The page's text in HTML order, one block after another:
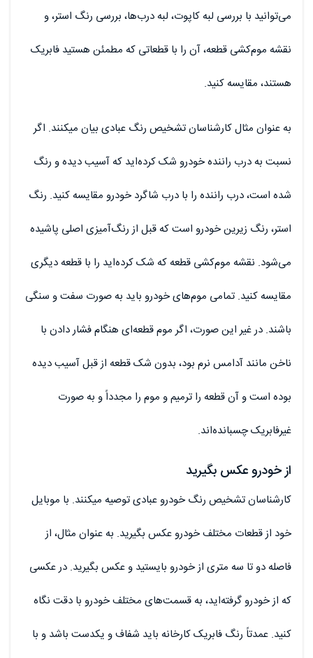
می‌توانید با بررسی لبه کاپوت، لبه درب‌ها، بررسی رنگ استر، و
نقشه موم‌کشی قطعه، آن را با قطعاتی که مطمئن هستید فابریک
هستند، مقایسه کنید.
به عنوان مثال کارشناسان تشخیص رنگ عبادی بیان میکنند. اگر
نسبت به درب راننده خودرو شک کرده‌اید که آسیب دیده و رنگ
شده است، درب راننده را با درب شاگرد خودرو مقایسه کنید. رنگ
استر، رنگ زیرین خودرو است که قبل از رنگ‌آمیزی اصلی پاشیده
می‌شود. نقشه موم‌کشی قطعه که شک کرده‌اید را با قطعه دیگری
مقایسه کنید. تمامی موم‌های خودرو باید به صورت سفت و سنگی
باشند. در غیر این صورت، اگر موم قطعه‌ای هنگام فشار دادن با
ناخن مانند آدامس نرم بود، بدون شک قطعه از قبل آسیب دیده
بوده است و آن قطعه را ترمیم و موم را مجدداً و به صورت
غیرفابریک چسبانده‌اند.
از خودرو عکس بگیرید
کارشناسان تشخیص رنگ خودرو عبادی توصیه میکنند. با موبایل
خود از قطعات مختلف خودرو عکس بگیرید. به عنوان مثال، از
فاصله دو تا سه متری از خودرو بایستید و عکس بگیرید. در عکسی
که از خودرو گرفته‌اید، به قسمت‌های مختلف خودرو با دقت نگاه
کنید. عمدتاً رنگ فابریک کارخانه باید شفاف و یکدست باشد و با